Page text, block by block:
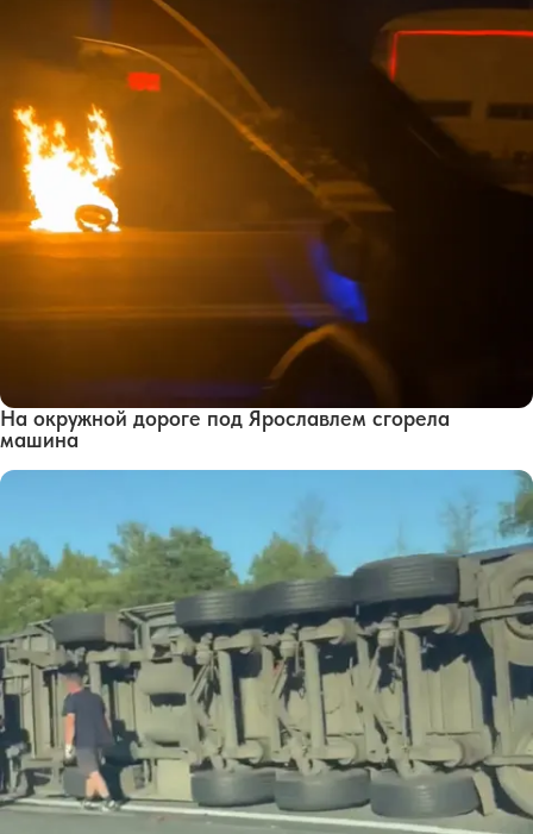
На окружной дороге под Ярославлем сгорела
машина